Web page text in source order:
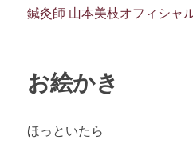
お絵かき
ほっといたら